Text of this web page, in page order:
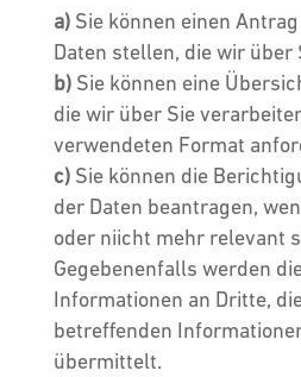
Sie können einen
Daten stellen, die wir über
Sie können eine
die wir über Sie
verwendeten Format
Sie können die
der Daten beantragen,
oder niicht mehr relevant
Gegebenenfalls werden
Informationen an Dritte,
betreffenden
übermittelt.